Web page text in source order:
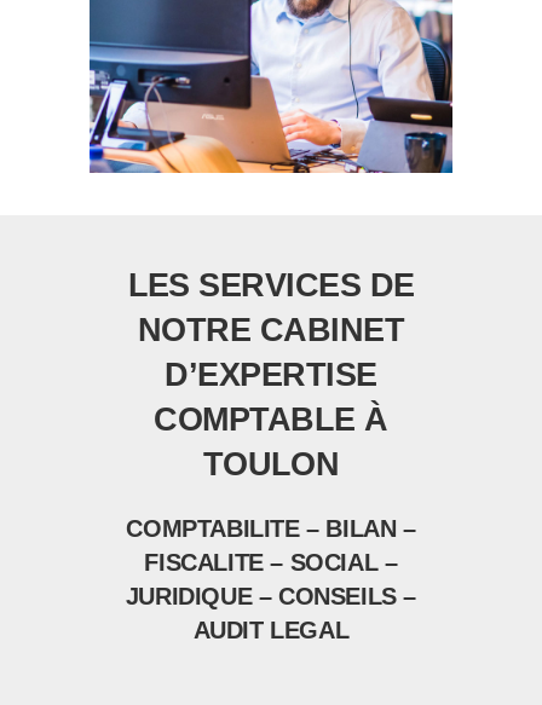
LES SERVICES DE
NOTRE CABINET
D’EXPERTISE
COMPTABLE À
TOULON
COMPTABILITE – BILAN –
FISCALITE – SOCIAL –
JURIDIQUE – CONSEILS –
AUDIT LEGAL